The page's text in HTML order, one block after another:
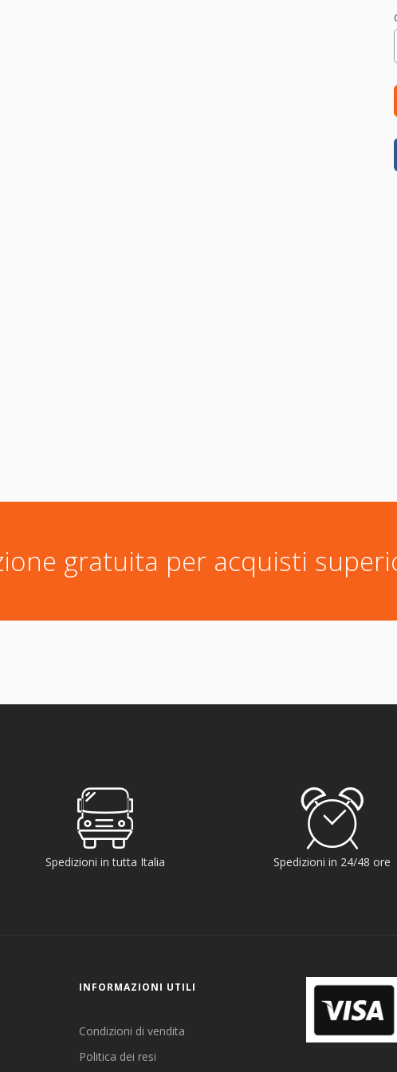
gratuita per acquisti
Spedizioni in tutta Italia Spedizioni in 24/48 ore
INFORMAZIONI UTILI
Condizioni di vendita
Politica dei resi